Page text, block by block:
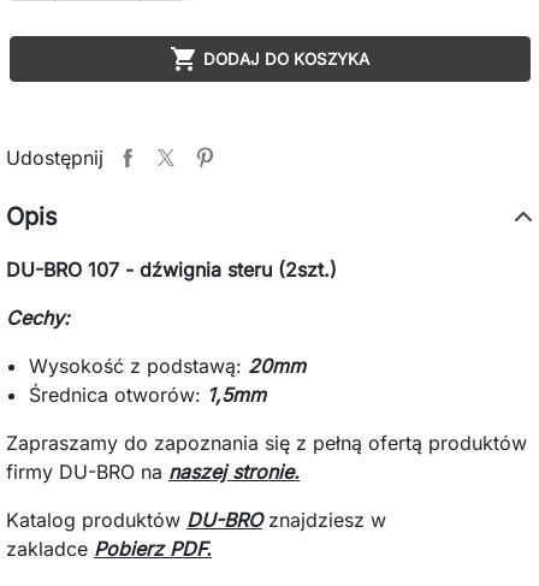
 DODAJ DO KOSZYKA
Udostępnij
Opis
DU-BRO 107 - dźwignia steru (2szt.)
Cechy:
Wysokość z podstawą: 20mm
Średnica otworów: 1,5mm
Zapraszamy do zapoznania się z pełną ofertą produktów
firmy DU-BRO na naszej stronie.
Katalog produktów DU-BROznajdziesz w
zakladce Pobierz PDF.